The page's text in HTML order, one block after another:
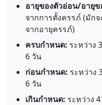
อายุของตัวอ่อน/อายุ
จากการตั้งครรภ์ (มัก
จากอายุครรภ์)
ครบกำหนด: ระหว่าง
6 วัน
ก่อนกำหนด: ระหว่าง
6 วัน
เกินกำหนด: ระหว่าง